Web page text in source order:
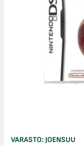
VARASTO: JOENSUU